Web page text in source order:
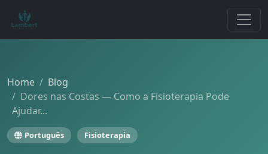
Home
Blog
Dores nas Costas — Como a Fisioterapia Pode
Ajudar...
Português Fisioterapia